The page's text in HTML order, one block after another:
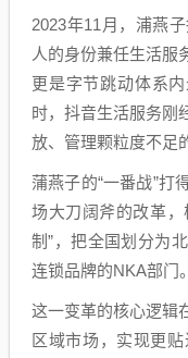
2023年11月，浦燕
人的身份兼任生活服
更是字节跳动体系
时，抖音生活服务刚
放、管理颗粒度不足
蒲燕子的“一番战”打
场大刀阔斧的改革，
制”，把全国划分为
连锁品牌的NKA部门。
这一变革的核心逻辑
区域市场，实现更